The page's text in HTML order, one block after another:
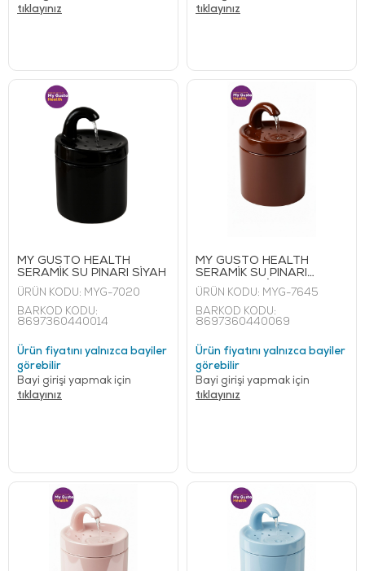
tıklayınız
tıklayınız
MY GUSTO HEALTH
SERAMİK SU PINARI SİYAH
ÜRÜN KODU: MYG-7020
BARKOD KODU:
8697360440014
Ürün fiyatını yalnızca bayiler
görebilir
Bayi girişi yapmak için
tıklayınız
MY GUSTO HEALTH
SERAMİK SU PINARI
KAHVERENGİ
ÜRÜN KODU: MYG-7645
BARKOD KODU:
8697360440069
Ürün fiyatını yalnızca bayiler
görebilir
Bayi girişi yapmak için
tıklayınız